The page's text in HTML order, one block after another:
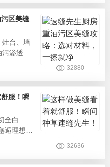
没必要花
房做太浪
了高价的
污区美缝
灶台、墙
渗透、
糙、易
间一长
+做好施
耕美缝领
专业美
纳
32880
舒服！瞬
全白
逅理想生
成熟工
分项，
32636